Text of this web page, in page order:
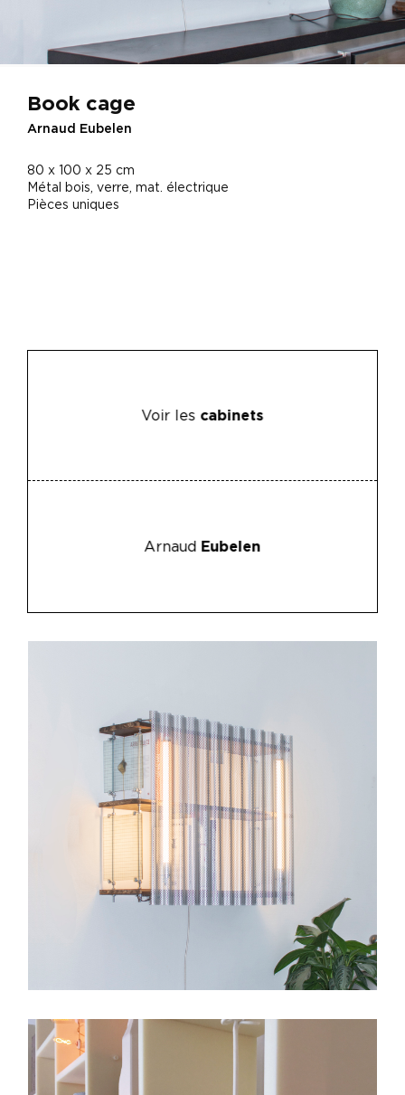
Book cage
Arnaud Eubelen
80 x 100 x 25 cm
Métal bois, verre, mat. électrique
Pièces uniques
Voir les cabinets
Arnaud Eubelen